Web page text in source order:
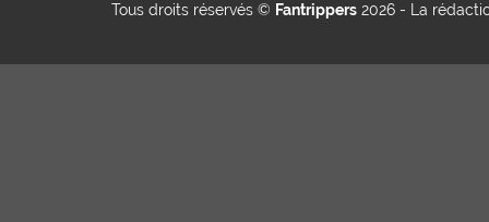
Tous droits réservés © Fantrippers 2026 - La